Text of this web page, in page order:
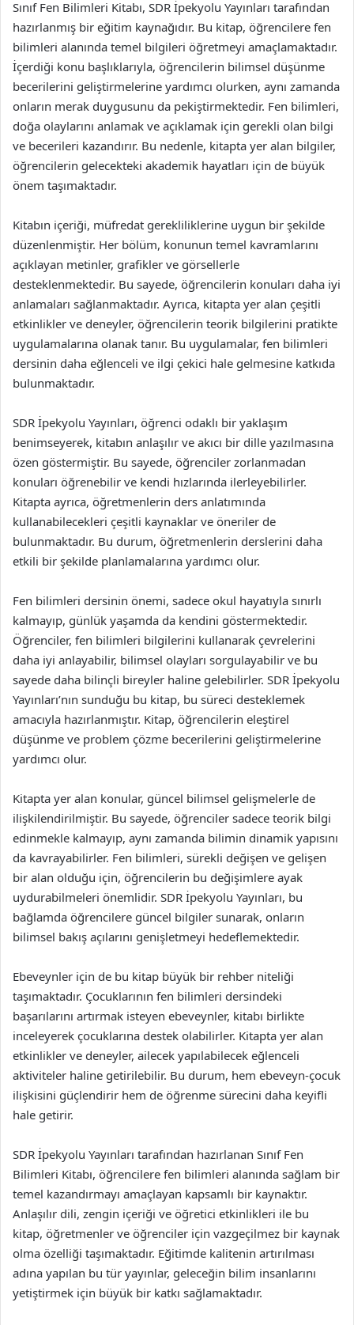
Sınıf Fen Bilimleri Kitabı, SDR İpekyolu Yayınları tarafından
hazırlanmış bir eğitim kaynağıdır. Bu kitap, öğrencilere fen
bilimleri alanında temel bilgileri öğretmeyi amaçlamaktadır.
İçerdiği konu başlıklarıyla, öğrencilerin bilimsel düşünme
becerilerini geliştirmelerine yardımcı olurken, aynı zamanda
onların merak duygusunu da pekiştirmektedir. Fen bilimleri,
doğa olaylarını anlamak ve açıklamak için gerekli olan bilgi
ve becerileri kazandırır. Bu nedenle, kitapta yer alan bilgiler,
öğrencilerin gelecekteki akademik hayatları için de büyük
önem taşımaktadır.
Kitabın içeriği, müfredat gerekliliklerine uygun bir şekilde
düzenlenmiştir. Her bölüm, konunun temel kavramlarını
açıklayan metinler, grafikler ve görsellerle
desteklenmektedir. Bu sayede, öğrencilerin konuları daha iyi
anlamaları sağlanmaktadır. Ayrıca, kitapta yer alan çeşitli
etkinlikler ve deneyler, öğrencilerin teorik bilgilerini pratikte
uygulamalarına olanak tanır. Bu uygulamalar, fen bilimleri
dersinin daha eğlenceli ve ilgi çekici hale gelmesine katkıda
bulunmaktadır.
SDR İpekyolu Yayınları, öğrenci odaklı bir yaklaşım
benimseyerek, kitabın anlaşılır ve akıcı bir dille yazılmasına
özen göstermiştir. Bu sayede, öğrenciler zorlanmadan
konuları öğrenebilir ve kendi hızlarında ilerleyebilirler.
Kitapta ayrıca, öğretmenlerin ders anlatımında
kullanabilecekleri çeşitli kaynaklar ve öneriler de
bulunmaktadır. Bu durum, öğretmenlerin derslerini daha
etkili bir şekilde planlamalarına yardımcı olur.
Fen bilimleri dersinin önemi, sadece okul hayatıyla sınırlı
kalmayıp, günlük yaşamda da kendini göstermektedir.
Öğrenciler, fen bilimleri bilgilerini kullanarak çevrelerini
daha iyi anlayabilir, bilimsel olayları sorgulayabilir ve bu
sayede daha bilinçli bireyler haline gelebilirler. SDR İpekyolu
Yayınları’nın sunduğu bu kitap, bu süreci desteklemek
amacıyla hazırlanmıştır. Kitap, öğrencilerin eleştirel
düşünme ve problem çözme becerilerini geliştirmelerine
yardımcı olur.
Kitapta yer alan konular, güncel bilimsel gelişmelerle de
ilişkilendirilmiştir. Bu sayede, öğrenciler sadece teorik bilgi
edinmekle kalmayıp, aynı zamanda bilimin dinamik yapısını
da kavrayabilirler. Fen bilimleri, sürekli değişen ve gelişen
bir alan olduğu için, öğrencilerin bu değişimlere ayak
uydurabilmeleri önemlidir. SDR İpekyolu Yayınları, bu
bağlamda öğrencilere güncel bilgiler sunarak, onların
bilimsel bakış açılarını genişletmeyi hedeflemektedir.
Ebeveynler için de bu kitap büyük bir rehber niteliği
taşımaktadır. Çocuklarının fen bilimleri dersindeki
başarılarını artırmak isteyen ebeveynler, kitabı birlikte
inceleyerek çocuklarına destek olabilirler. Kitapta yer alan
etkinlikler ve deneyler, ailecek yapılabilecek eğlenceli
aktiviteler haline getirilebilir. Bu durum, hem ebeveyn-çocuk
ilişkisini güçlendirir hem de öğrenme sürecini daha keyifli
hale getirir.
SDR İpekyolu Yayınları tarafından hazırlanan Sınıf Fen
Bilimleri Kitabı, öğrencilere fen bilimleri alanında sağlam bir
temel kazandırmayı amaçlayan kapsamlı bir kaynaktır.
Anlaşılır dili, zengin içeriği ve öğretici etkinlikleri ile bu
kitap, öğretmenler ve öğrenciler için vazgeçilmez bir kaynak
olma özelliği taşımaktadır. Eğitimde kalitenin artırılması
adına yapılan bu tür yayınlar, geleceğin bilim insanlarını
yetiştirmek için büyük bir katkı sağlamaktadır.